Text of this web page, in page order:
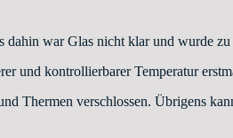
war Glas nicht klar und wurde
und kontrollierbarer Temperatur
Thermen verschlossen. Übrigens